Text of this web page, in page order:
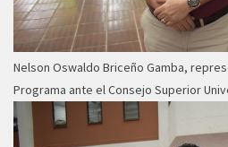
Nelson Oswaldo Briceño Gamba,
Programa ante el Consejo Superior